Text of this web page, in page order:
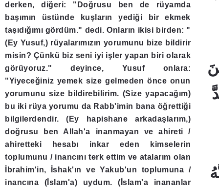
derken, diğeri: "Doğrusu ben de rüyamda
başımın üstünde kuşların yediği bir ekmek
taşıdığımı gördüm." dedi. Onların ikisi birden: "
(Ey Yusuf,) rüyalarımızın yorumunu bize bildirir
misin? Çünkü biz seni iyi işler yapan biri olarak
görüyoruz." deyince, Yusuf onlara:
"Yiyeceğiniz yemek size gelmeden önce onun
yorumunu size bildirebilirim. (Size yapacağım)
bu iki rüya yorumu da Rabb'imin bana öğrettiği
bilgilerdendir. (Ey hapishane arkadaşlarım,)
doğrusu ben Allah'a inanmayan ve ahireti /
ahiretteki hesabı inkar eden kimselerin
toplumunu / inancını terk ettim ve atalarım olan
İbrahim'in, İshak'ın ve Yakub'un toplumuna /
inancına (İslam'a) uydum. (İslam'a inananlar